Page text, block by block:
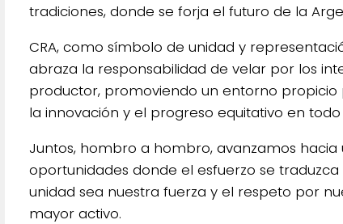
tradiciones, donde se forja el futuro de la
CRA, como símbolo de unidad y
abraza la responsabilidad de velar por los
productor, promoviendo un entorno propicio
la innovación y el progreso equitativo en
Juntos, hombro a hombro, avanzamos hacia
oportunidades donde el esfuerzo se
unidad sea nuestra fuerza y el respeto por
mayor activo.